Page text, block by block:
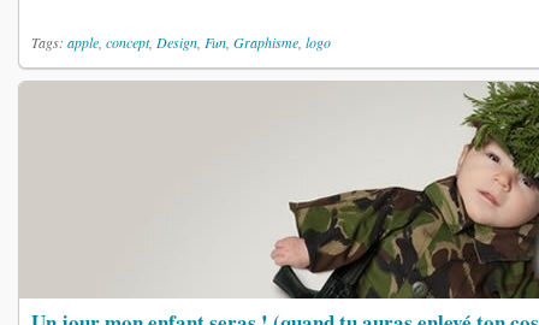
Tags: apple concept, Design Fun Graphisme logo